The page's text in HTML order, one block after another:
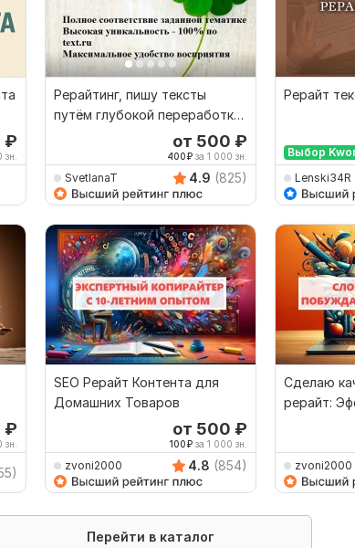
₽
Рерайтинг, пишу тексты
путём глубокой переработки
от 500 ₽
400₽ за 1 000 зн.
SvetlanaT 4.9 (825)
Рерайт
Выбор
Lenski34R
₽
зн.
SEO Рерайт Контента для
Домашних Товаров
от 500 ₽
100₽ за 1 000 зн.
zvoni2000 4.8 (854)
Сделаю
рерайт:
zvoni2000
Перейти в каталог